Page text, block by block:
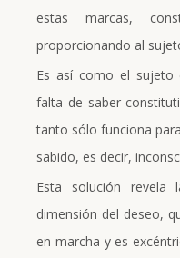
estas marcas,
proporcionando al
Es así como el sujeto
falta de saber
tanto sólo funciona
sabido, es decir,
Esta solución revela
dimensión del deseo,
en marcha y es